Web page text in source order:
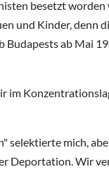
besetzt
und Kinder, denn
ab Mai
im
mich,
Deportation. Wir